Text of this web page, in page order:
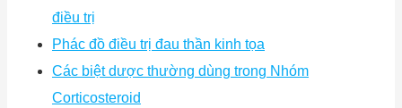
điều trị
Phác đồ điều trị đau thần kinh tọa
Các biệt dược thường dùng trong Nhóm
Corticosteroid